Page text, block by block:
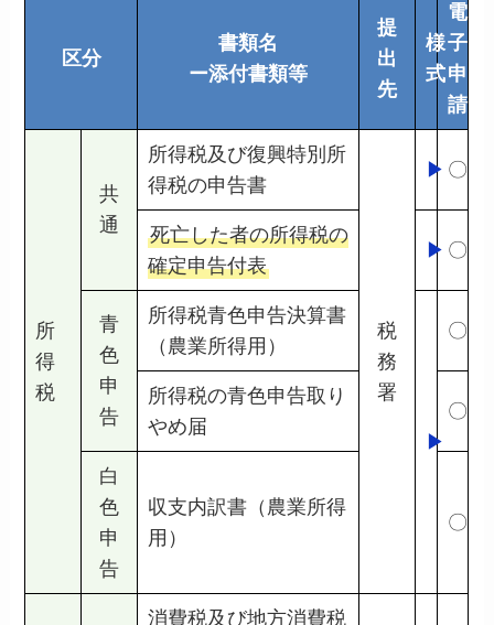
区分
書類名
ー添付書類等
提
出
先
様
式
電
子
申
請
所
得
税
共
通
所得税及び復興特別所
得税の申告書
税
務
署
▶ 〇
死亡した者の所得税の
確定申告付表
▶ 〇
青
色
申
告
所得税青色申告決算書
（農業所得用）
▶
〇
所得税の青色申告取り
やめ届
〇
白
色
申
告
収支内訳書（農業所得
用）
〇
消費税及び地方消費税